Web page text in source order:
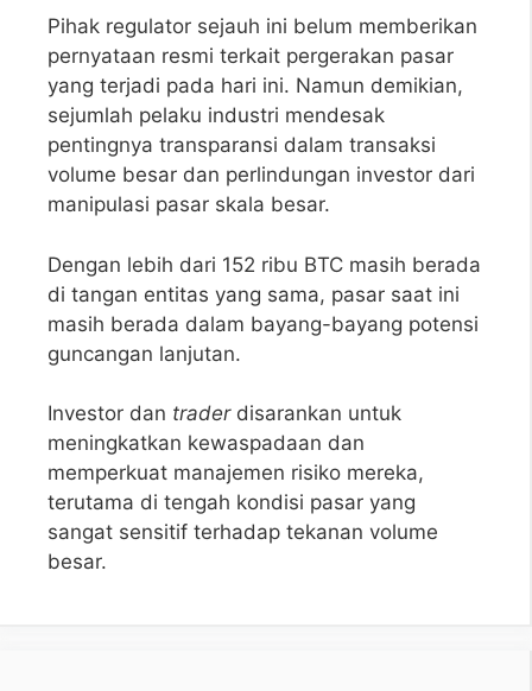
Pihak regulator sejauh ini belum memberikan
pernyataan resmi terkait pergerakan pasar
yang terjadi pada hari ini. Namun demikian,
sejumlah pelaku industri mendesak
pentingnya transparansi dalam transaksi
volume besar dan perlindungan investor dari
manipulasi pasar skala besar.
Dengan lebih dari 152 ribu BTC masih berada
di tangan entitas yang sama, pasar saat ini
masih berada dalam bayang-bayang potensi
guncangan lanjutan.
Investor dan traderdisarankan untuk
meningkatkan kewaspadaan dan
memperkuat manajemen risiko mereka,
terutama di tengah kondisi pasar yang
sangat sensitif terhadap tekanan volume
besar.